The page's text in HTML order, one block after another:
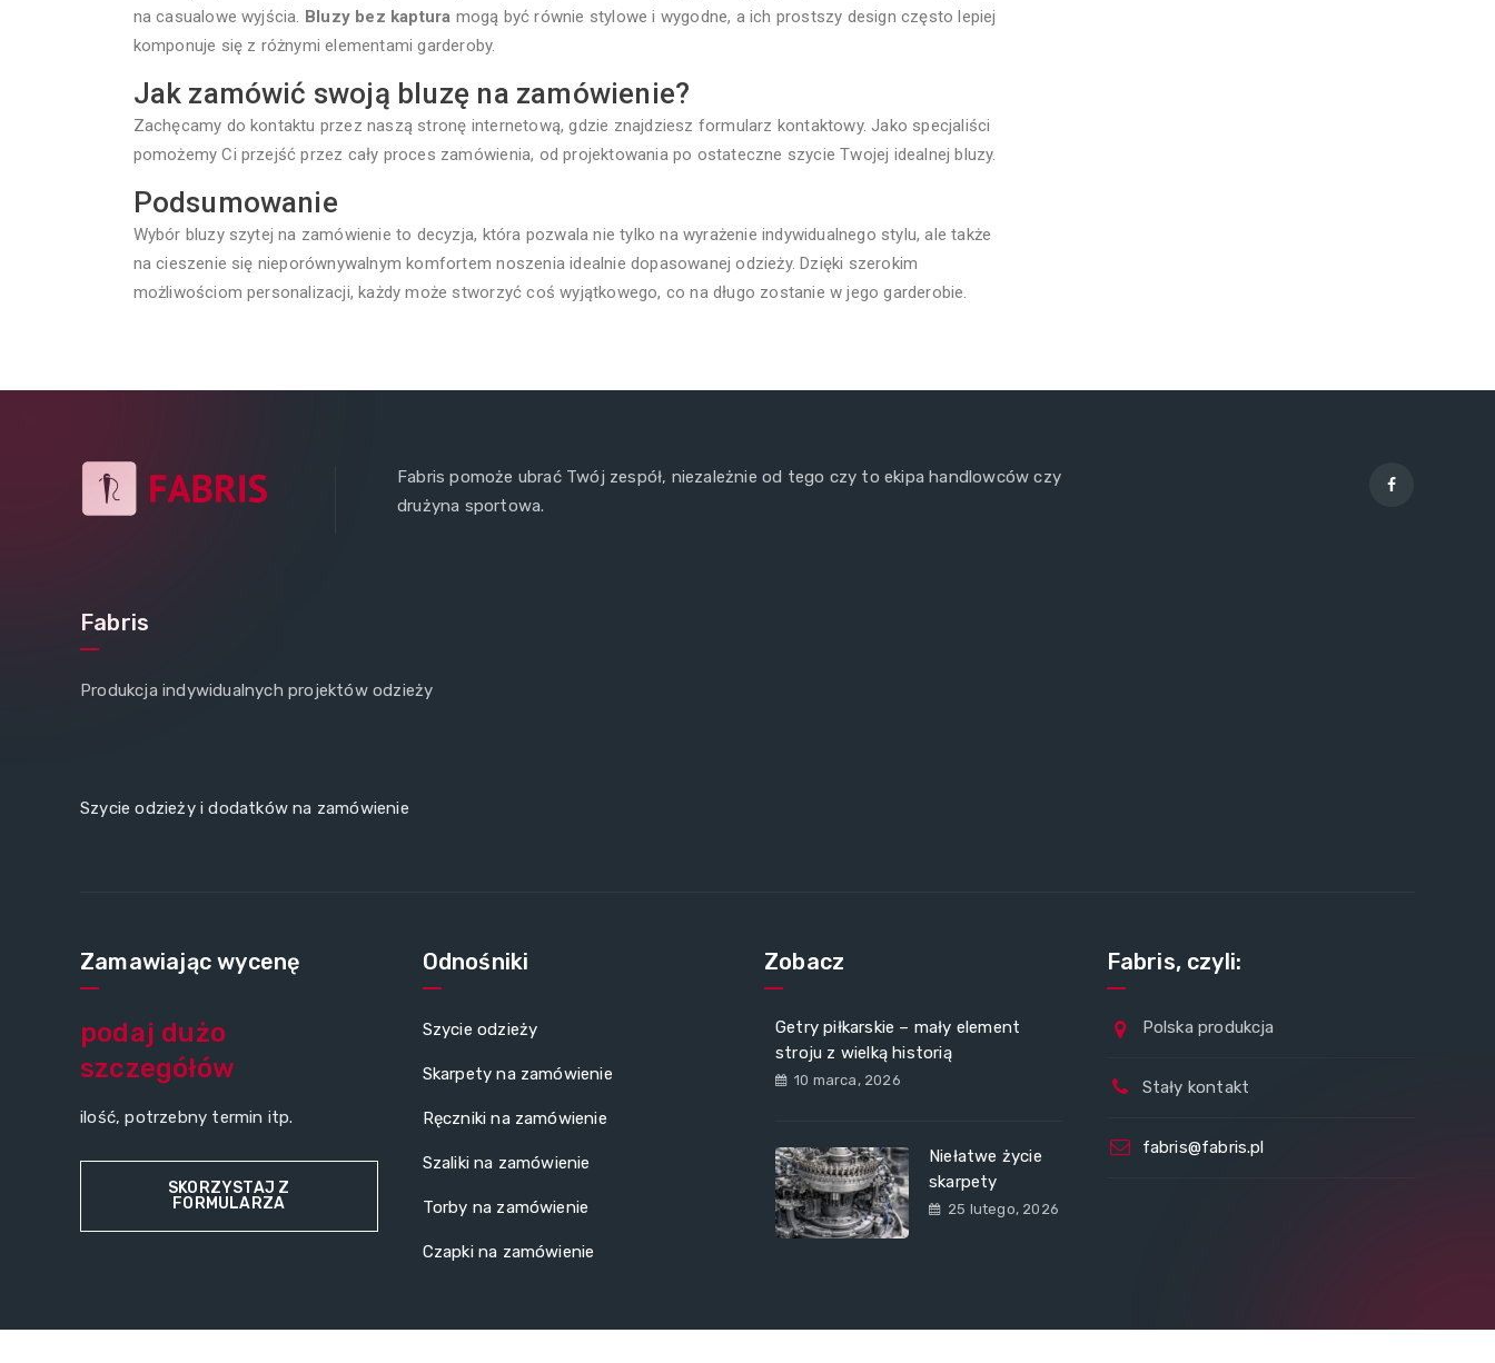
na casualowe wyjścia. Bluzy bez kaptura mogą być równie stylowe i wygodne, a ich prostszy design często lepiej
komponuje się z różnymi elementami garderoby.
Jak zamówić swoją bluzę na zamówienie?
Zachęcamy do kontaktu przez naszą stronę internetową, gdzie znajdziesz formularz kontaktowy. Jako specjaliści
pomożemy Ci przejść przez cały proces zamówienia, od projektowania po ostateczne szycie Twojej idealnej bluzy.
Podsumowanie
Wybór bluzy szytej na zamówienie to decyzja, która pozwala nie tylko na wyrażenie indywidualnego stylu, ale także
na cieszenie się nieporównywalnym komfortem noszenia idealnie dopasowanej odzieży. Dzięki szerokim
możliwościom personalizacji, każdy może stworzyć coś wyjątkowego, co na długo zostanie w jego garderobie.
Fabris pomoże ubrać Twój zespół, niezależnie od tego czy to ekipa handlowców czy
drużyna sportowa.
Fabris
Produkcja indywidualnych projektów odzieży
Szycie odzieży i dodatków na zamówienie
Zamawiając wycenę
podaj dużo
szczegółów
ilość, potrzebny termin itp.
SKORZYSTAJ Z
FORMULARZA
Odnośniki
Szycie odzieży
Skarpety na zamówienie
Ręczniki na zamówienie
Szaliki na zamówienie
Torby na zamówienie
Czapki na zamówienie
Zobacz
Getry piłkarskie – mały element
stroju z wielką historią
10 marca, 2026
Niełatwe życie
skarpety
25 lutego, 2026
Fabris, czyli:
Polska produkcja
Stały kontakt
fabris@fabris.pl